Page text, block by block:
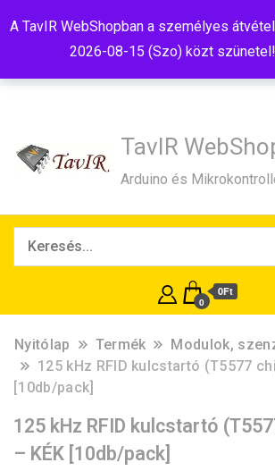
A TavIR WebShopban a személyes
2026-08-15 (Szo) közt szünetel!
TavIR
Arduino és
0
0Ft
Nyitólap Termék Modulok,
125 kHz RFID kulcstartó (T5577
[10db/pack]
125 kHz RFID kulcstartó
– KÉK [10db/pack]